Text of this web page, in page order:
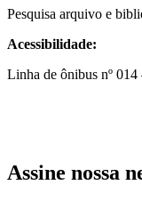
Pesquisa arquivo e
Acessibilidade:
Linha de ônibus nº
Assine nossa